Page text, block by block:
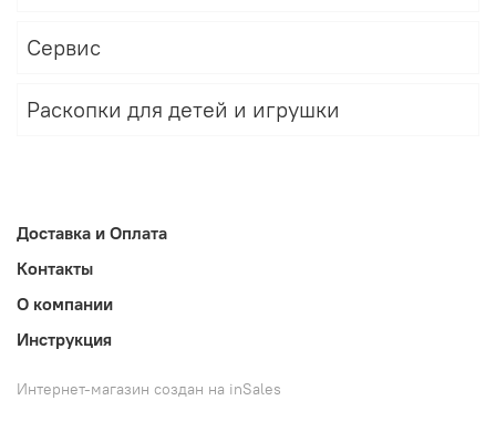
Сервис
Раскопки для детей и игрушки
Доставка и Оплата
Контакты
О компании
Инструкция
Интернет-магазин создан на inSales